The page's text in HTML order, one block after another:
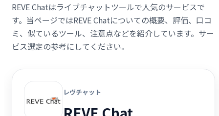
REVE Chatはライブチャットツールで人気のサービスで
す。当ページではREVE Chatについての概要、評価、口コ
ミ、似ているツール、注意点などを紹介しています。サー
ビス選定の参考にしてください。
レヴチャット